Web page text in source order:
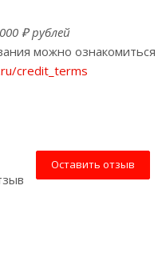
₽ рублей
можно ознакомиться
credit_terms
Оставить отзыв